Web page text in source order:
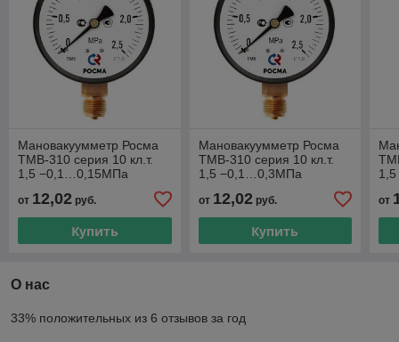
Мановакуумметр Росма
ТМВ-310 серия 10 кл.т.
1,5 −0,1…0,15МПа
штуцер _x000D_
от 12,02 руб.
Купить
Мановакуумметр Росма
ТМВ-310 серия 10 кл.т.
1,5 −0,1…0,3МПа
штуцер
от 12,02руб.
Купить
от
О нас
33% положительных из 6 отзывов за год